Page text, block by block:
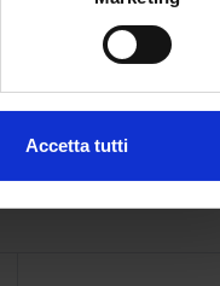
che hai fornito loro o
Accetta tutti